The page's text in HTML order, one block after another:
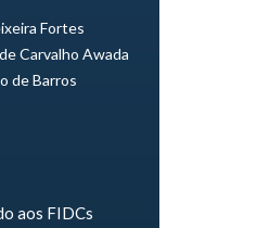
Fortes
de Carvalho Awada
de Barros
aos FIDCs